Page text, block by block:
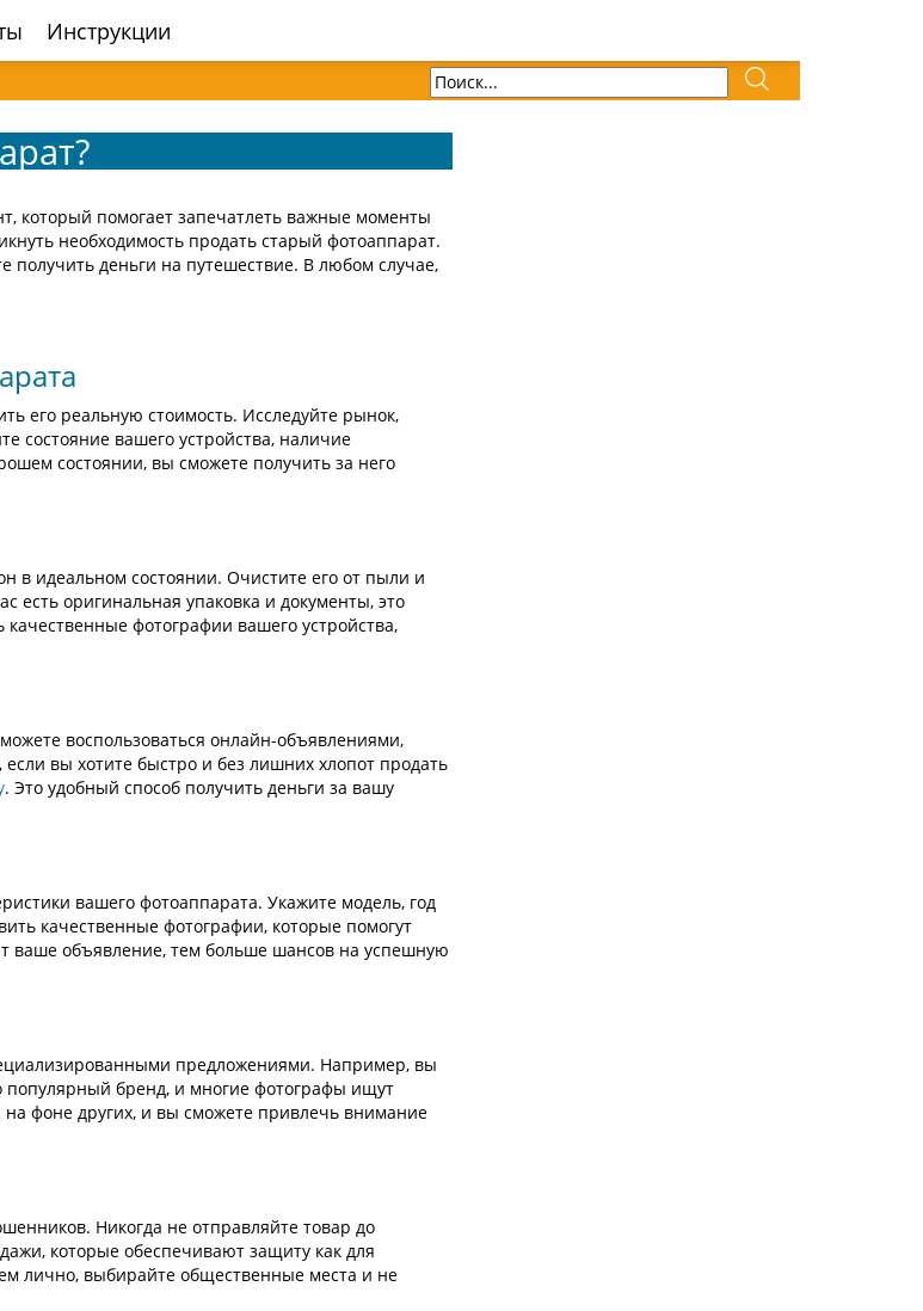
Инструкции
который помогает запечатлеть важные моменты
необходимость продать старый фотоаппарат.
получить деньги на путешествие. В любом случае,
его реальную стоимость. Исследуйте рынок,
состояние вашего устройства, наличие
состоянии, вы сможете получить за него
в идеальном состоянии. Очистите его от пыли и
есть оригинальная упаковка и документы, это
фотографии вашего устройства,
воспользоваться онлайн-объявлениями,
вы хотите быстро и без лишних хлопот продать
. Это удобный способ получить деньги за вашу
вашего фотоаппарата. Укажите модель, год
качественные фотографии, которые помогут
ваше объявление, тем больше шансов на успешную
предложениями. Например, вы
бренд, и многие фотографы ищут
фоне других, и вы сможете привлечь внимание
Никогда не отправляйте товар до
которые обеспечивают защиту как для
лично, выбирайте общественные места и не